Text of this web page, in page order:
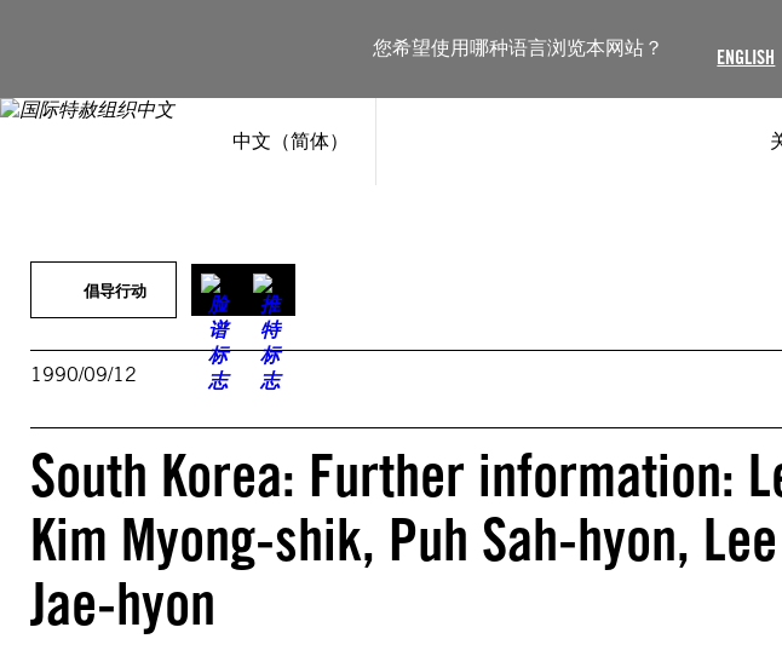
您希望使用哪种语言浏览本网站？ ENGLISH
中文（简体）
倡导行动
1990/09/12
South Korea: Further information:
Kim Myong-shik, Puh Sah-hyon,
Jae-hyon